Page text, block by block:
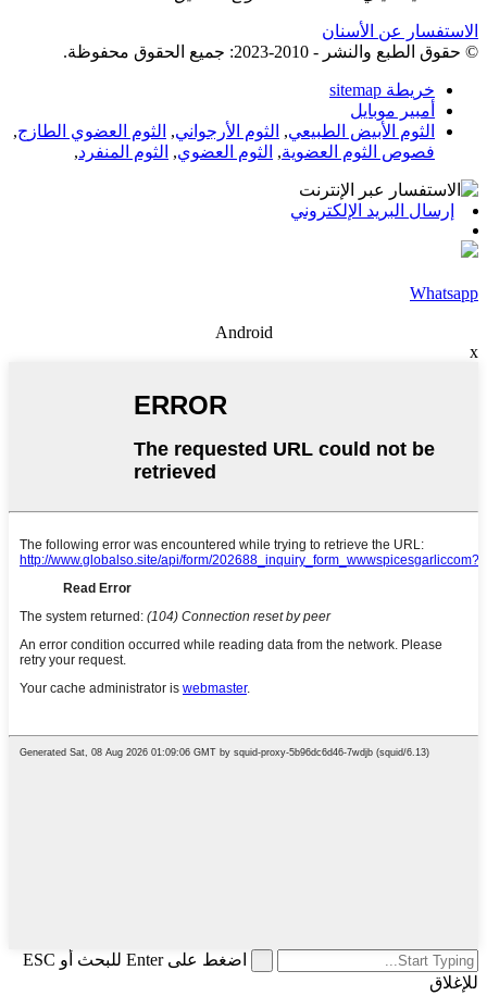
الاستفسار عن الأسنان
© حقوق الطبع والنشر - 2010-2023: جميع الحقوق محفوظة.
خريطة sitemap
أمبير موبايل
الثوم الأبيض الطبيعي, الثوم الأرجواني, الثوم العضوي الطازج,
فصوص الثوم العضوية, الثوم العضوي, الثوم المنفرد,
إرسال البريد الإلكتروني
Whatsapp
Android
x
اضغط على Enter للبحث أو ESC
للإغلاق